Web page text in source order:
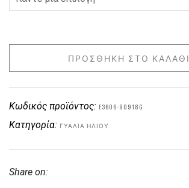
ΠΡΟΣΘΉΚΗ ΣΤΟ ΚΑΛΆΘΙ
Κωδικός προϊόντος: E3606-90918G
Κατηγορία: ΓΥΑΛΙΆ ΗΛΊΟΥ
Share on: